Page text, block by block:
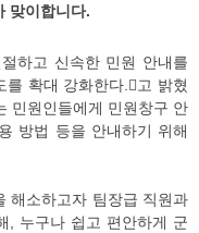
맞이합니다.
하고 신속한 민원 안내를
확대 강화한다.󰡓고 밝혔
민원인들에게 민원창구 안
방법 등을 안내하기 위해
해소하고자 팀장급 직원과
, 누구나 쉽고 편안하게 군